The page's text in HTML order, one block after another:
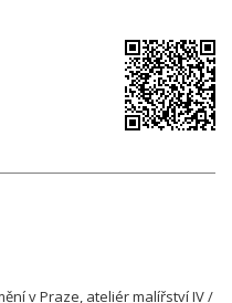
v Praze, ateliér malířství IV /